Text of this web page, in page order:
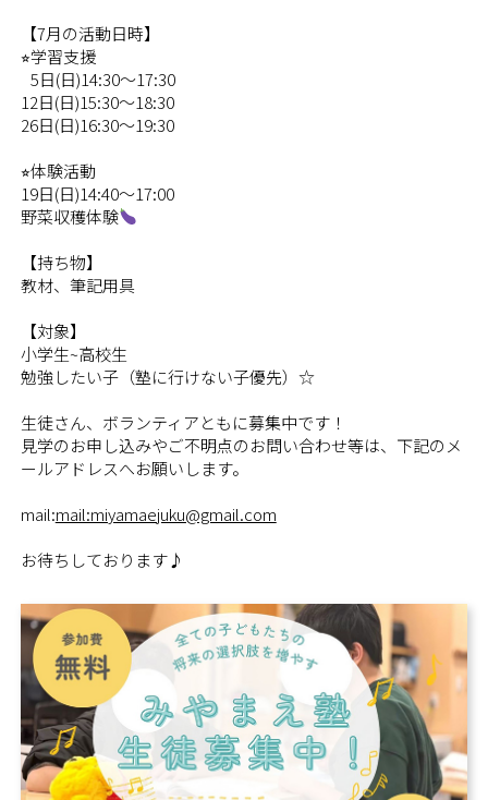
【7月の活動日時】
⭐︎学習支援
5日(日)14:30〜17:30
12日(日)15:30〜18:30
26日(日)16:30〜19:30
⭐︎体験活動
19日(日)14:40〜17:00
野菜収穫体験
【持ち物】
教材、筆記用具
【対象】
小学生~高校生
勉強したい子（塾に行けない子優先）☆
生徒さん、ボランティアともに募集中です！
見学のお申し込みやご不明点のお問い合わせ等は、下記のメ
ールアドレスへお願いします。
mail:mail:miyamaejuku@gmail.com
お待ちしております♪